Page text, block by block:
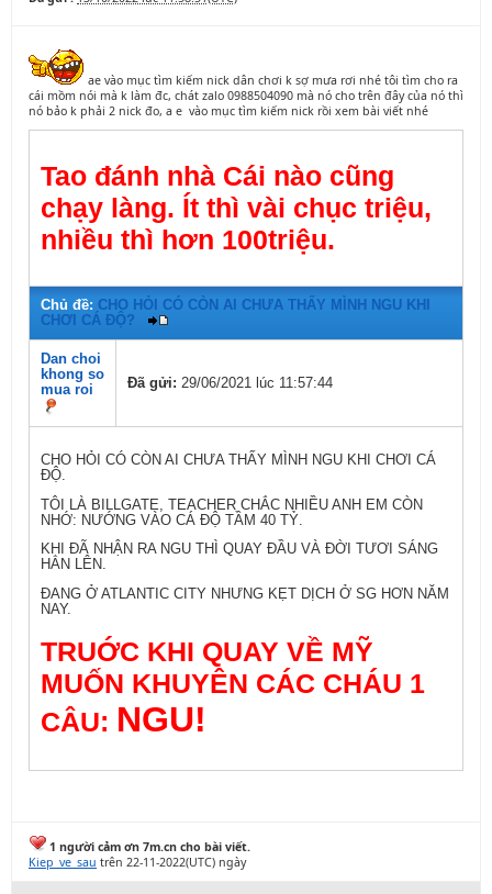
ae vào mục tìm kiếm nick dân chơi k sợ mưa rơi nhé tôi tìm cho ra
cái mồm nói mà k làm đc, chát zalo 0988504090 mà nó cho trên đây của nó thì
nó bảo k phải 2 nick đo, a e vào mục tìm kiếm nick rồi xem bài viết nhé
Tao đánh nhà Cái nào cũng
chạy làng. Ít thì vài chục triệu,
nhiều thì hơn 100triệu.
Chủ đề: CHO HỎI CÓ CÒN AI CHƯA THẤY MÌNH NGU KHI
CHƠI CÁ ĐỘ?
Dan choi
khong so
mua roi
Đã gửi: 29/06/2021 lúc 11:57:44
CHO HỎI CÓ CÒN AI CHƯA THẤY MÌNH NGU KHI CHƠI CÁ
ĐỘ.
TÔI LÀ BILLGATE, TEACHER CHẮC NHIỀU ANH EM CÒN
NHỚ: NƯỚNG VÀO CÁ ĐỘ TẦM 40 TỶ.
KHI ĐÃ NHẬN RA NGU THÌ QUAY ĐẦU VÀ ĐỜI TƯƠI SÁNG
HẲN LÊN.
ĐANG Ở ATLANTIC CITY NHƯNG KẸT DỊCH Ở SG HƠN NĂM
NAY.
TRUỚC KHI QUAY VỀ MỸ
MUỐN KHUYÊN CÁC CHÁU 1
CÂU: NGU!
1 người cảm ơn 7m.cn cho bài viết.
Kiep_ve_sau trên 22-11-2022(UTC) ngày